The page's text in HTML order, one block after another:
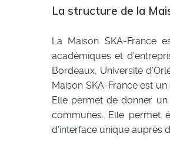
La structure de la
La Maison SKA-France
académiques et
Bordeaux, Université
Maison SKA-France est
Elle permet de donner un
communes. Elle permet
d’interface unique auprès